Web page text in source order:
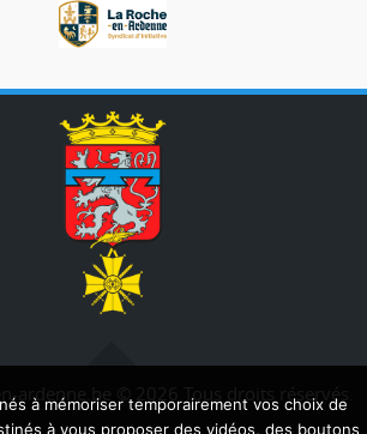
à mémoriser temporairement vos choix de
à vous proposer des vidéos, des boutons
ardenne.be © 2026 Tous droits réservés.